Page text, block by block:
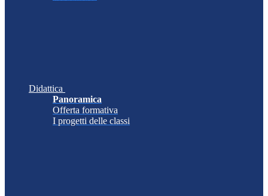
Didattica
Panoramica
Offerta formativa
I progetti delle classi